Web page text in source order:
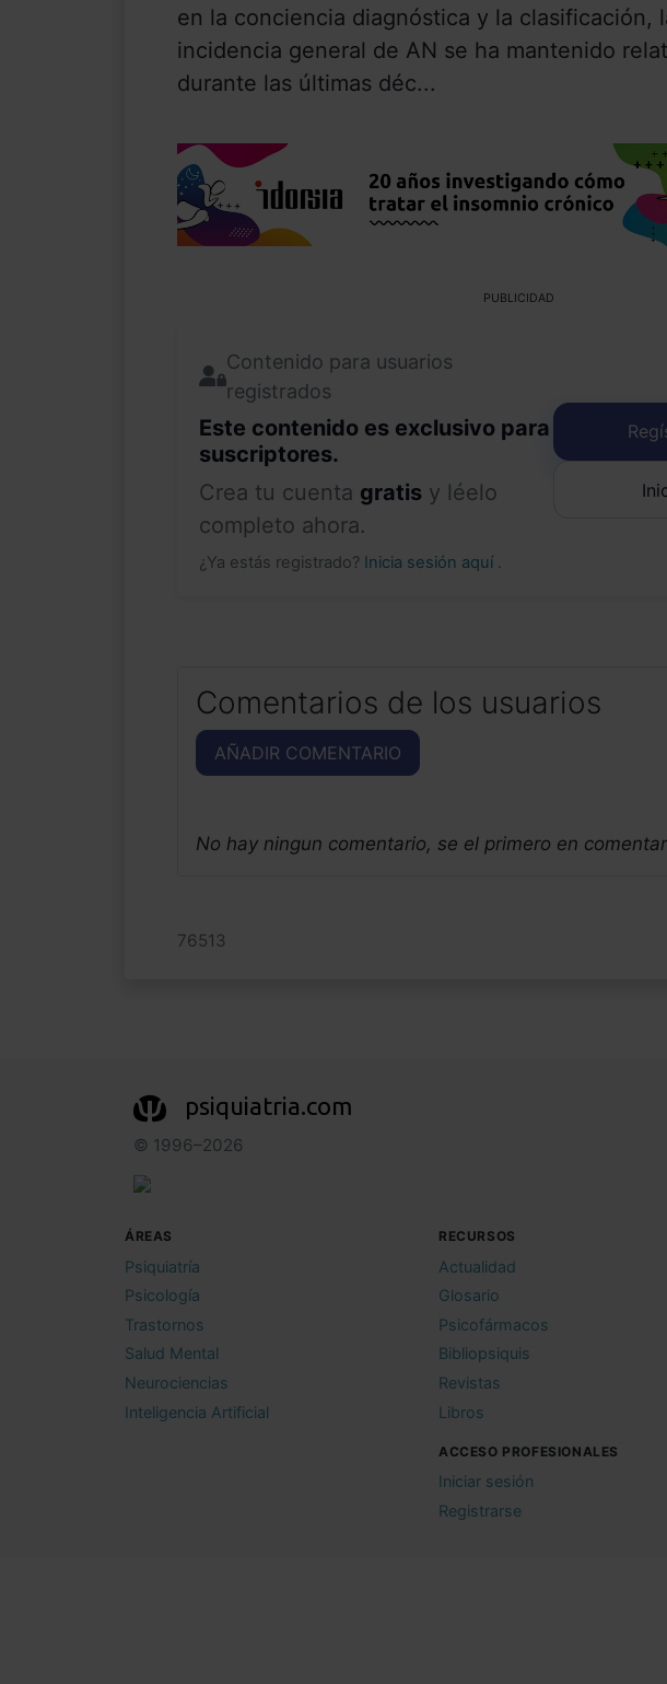
en la conciencia diagnóstica y la clasificación,
incidencia general de AN se ha mantenido
durante las últimas déc...
PUBLICIDAD
Contenido para usuarios
registrados
Este contenido es exclusivo para
suscriptores.
Crea tu cuenta gratis y léelo
completo ahora.
¿Ya estás registrado? Inicia sesión aquí .
Comentarios de los usuarios
AÑADIR COMENTARIO
No hay ningun comentario, se el primero en comentar
76513
psiquiatria.com
© 1996–2026
ÁREAS
Psiquiatría
Psicología
Trastornos
Salud Mental
Neurociencias
Inteligencia Artificial
RECURSOS
Actualidad
Glosario
Psicofármacos
Bibliopsiquis
Revistas
Libros
ACCESO PROFESIONALES
Iniciar sesión
Registrarse